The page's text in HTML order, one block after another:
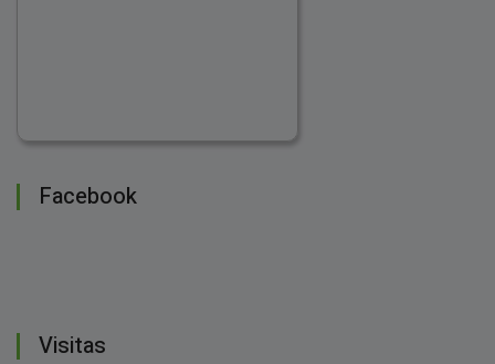
Facebook
Visitas